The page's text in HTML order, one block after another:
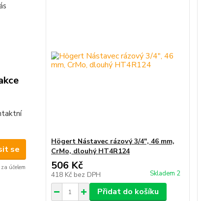
se
za účelem
Högert Nástavec rázový 3/4″, 46 mm,
CrMo, dlouhý HT4R124
506 Kč
418 Kč bez DPH Skladem 2
Přidat do košíku